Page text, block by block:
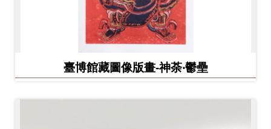
臺博館藏圖像版畫-神荼‧鬱壘